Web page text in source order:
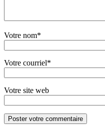
Votre nom*
Votre courriel*
Votre site web